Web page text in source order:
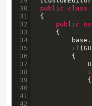
30
31
32
33
34
35
36
37
38
39
40
41
42
public
class
{
public
    {
if
        {
            {